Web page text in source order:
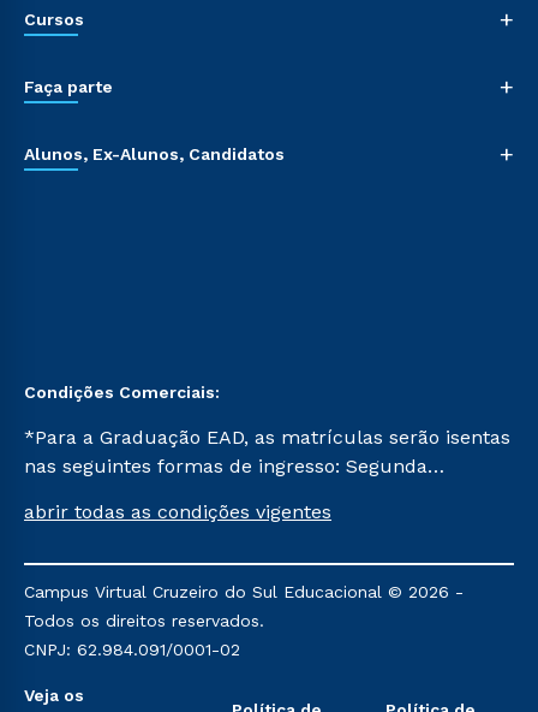
Cursos +
Faça parte +
Alunos, Ex-Alunos, Candidatos +
Condições Comerciais:
*Para a Graduação EAD, as matrículas serão isentas
nas seguintes formas de ingresso: Segunda
Já para as demais, a taxa de matrícula será de R$
mencionadas são referentes aos cursos: Ensino
Religioso, Geografia para a Docência e Metodologia
do Ensino de História: Questões Atuais.
abrir todas as condições vigentes
Campus Virtual Cruzeiro do Sul Educacional © 2026 -
Todos os direitos reservados.
CNPJ: 62.984.091/0001-02
Veja os